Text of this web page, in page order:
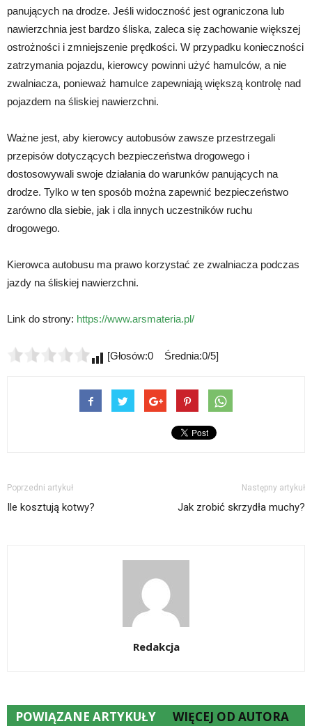
panujących na drodze. Jeśli widoczność jest ograniczona lub
nawierzchnia jest bardzo śliska, zaleca się zachowanie większej
ostrożności i zmniejszenie prędkości. W przypadku konieczności
zatrzymania pojazdu, kierowcy powinni użyć hamulców, a nie
zwalniacza, ponieważ hamulce zapewniają większą kontrolę nad
pojazdem na śliskiej nawierzchni.
Ważne jest, aby kierowcy autobusów zawsze przestrzegali
przepisów dotyczących bezpieczeństwa drogowego i
dostosowywali swoje działania do warunków panujących na
drodze. Tylko w ten sposób można zapewnić bezpieczeństwo
zarówno dla siebie, jak i dla innych uczestników ruchu
drogowego.
Kierowca autobusu ma prawo korzystać ze zwalniacza podczas
jazdy na śliskiej nawierzchni.
Link do strony: https://www.arsmateria.pl/
[Głosów:0 Średnia:0/5]
Poprzedni artykuł
Ile kosztują kotwy?
Następny artykuł
Jak zrobić skrzydła muchy?
Redakcja
POWIĄZANE ARTYKUŁY WIĘCEJ OD AUTORA